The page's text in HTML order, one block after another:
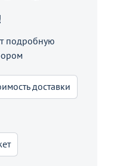
подробную
доставки